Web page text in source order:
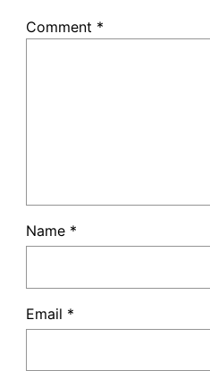
Comment *
Name *
Email *